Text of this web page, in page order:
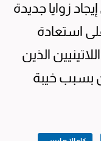
زوايا جديدة
استعادة
الذين
بسبب خيبة